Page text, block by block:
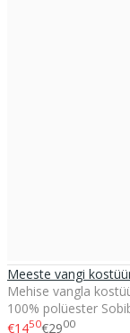
Meeste vangi
Mehise vangla
100% polüester
€1450€2900